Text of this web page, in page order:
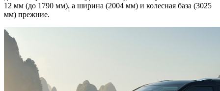
12 мм (до 1790 мм), а ширина (2004 мм) и колесная база (3025
мм) прежние.